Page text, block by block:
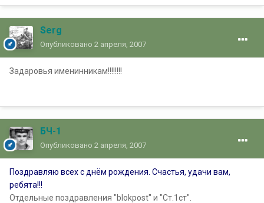
Serg
Опубликовано 2 апреля, 2007
Задаровья именинникам!!!!!!!!
БЧ-1
Опубликовано 2 апреля, 2007
Поздравляю всех с днём рождения. Счастья, удачи вам,
ребята!!!
Отдельные поздравления "blokpost" и "Ст.1ст".